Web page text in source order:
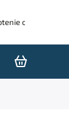
obchodu
Blog